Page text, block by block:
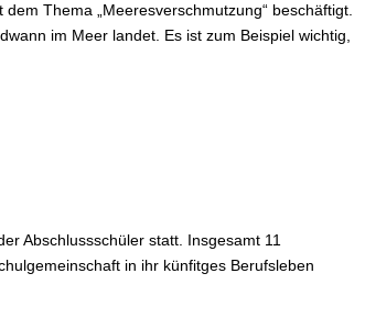
Thema „Meeresverschmutzung“ beschäftigt.
im Meer landet. Es ist zum Beispiel wichtig,
Abschlussschüler statt. Insgesamt 11
in ihr künfitges Berufsleben